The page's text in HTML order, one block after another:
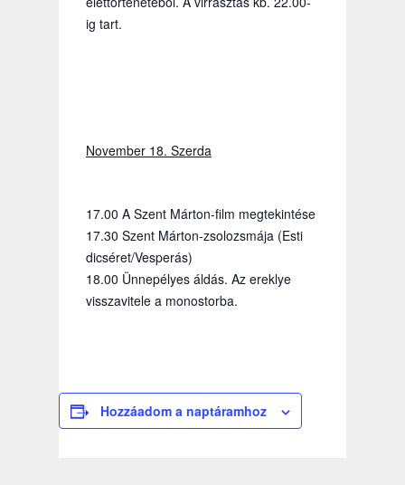
ig tart.
November 18. Szerda
17.00 A Szent Márton-film megtekintése
17.30 Szent Márton-zsolozsmája (Esti
dicséret/Vesperás)
18.00 Ünnepélyes áldás. Az ereklye
visszavitele a monostorba.
Hozzáadom a naptáramhoz